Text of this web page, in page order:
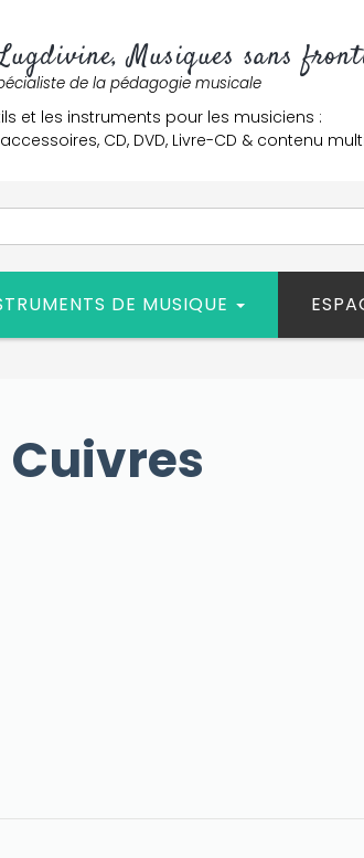
Musiques sans
de la pédagogie musicale
et les instruments pour les musiciens :
CD, DVD, Livre-CD & contenu
DE MUSIQUE
Cuivres